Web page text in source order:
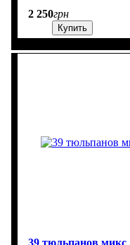
2 250грн
Купить
39 тюльпанов микс